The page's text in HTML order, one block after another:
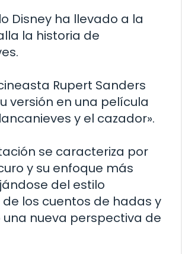
Disney ha llevado a la
la historia de
cineasta Rupert Sanders
versión en una película
y el cazador».
se caracteriza por
y su enfoque más
del estilo
los cuentos de hadas y
nueva perspectiva de